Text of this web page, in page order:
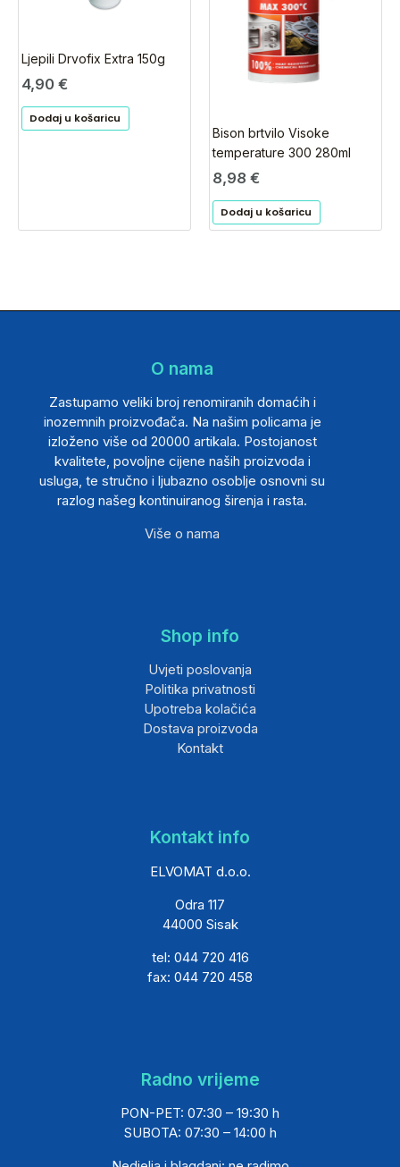
Ljepili Drvofix Extra 150g
4,90 €
Dodaj u košaricu
Bison brtvilo Visoke
temperature 300 280ml
8,98 €
Dodaj u košaricu
O nama
Zastupamo veliki broj renomiranih domaćih i
inozemnih proizvođača. Na našim policama je
izloženo više od 20000 artikala. Postojanost
kvalitete, povoljne cijene naših proizvoda i
usluga, te stručno i ljubazno osoblje osnovni su
razlog našeg kontinuiranog širenja i rasta.
Više o nama
Shop info
Uvjeti poslovanja
Politika privatnosti
Upotreba kolačića
Dostava proizvoda
Kontakt
Kontakt info
ELVOMAT d.o.o.
Odra 117
44000 Sisak
tel: 044 720 416
fax: 044 720 458
Radno vrijeme
PON-PET: 07:30 – 19:30 h
SUBOTA: 07:30 – 14:00 h